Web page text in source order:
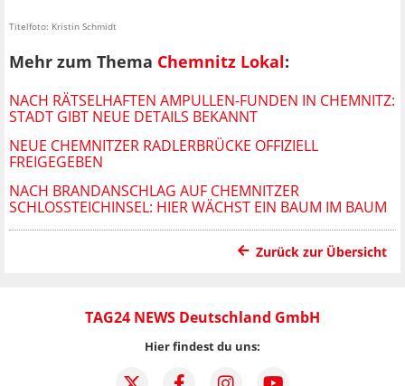
Titelfoto: Kristin Schmidt
Mehr zum Thema Chemnitz Lokal:
NACH RÄTSELHAFTEN AMPULLEN-FUNDEN IN CHEMNITZ:
STADT GIBT NEUE DETAILS BEKANNT
NEUE CHEMNITZER RADLERBRÜCKE OFFIZIELL
FREIGEGEBEN
NACH BRANDANSCHLAG AUF CHEMNITZER
SCHLOSSTEICHINSEL: HIER WÄCHST EIN BAUM IM BAUM
Zurück zur Übersicht
TAG24 NEWS Deutschland GmbH
Hier findest du uns: